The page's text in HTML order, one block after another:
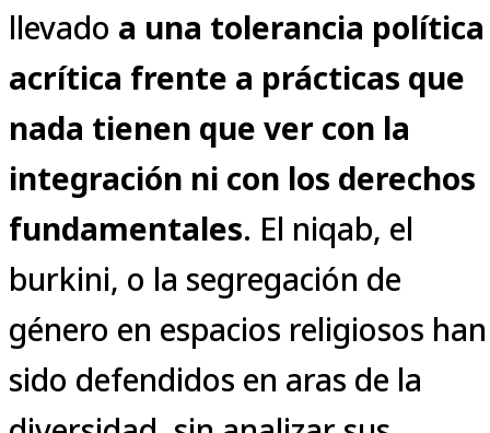
llevado a una tolerancia política
acrítica frente a prácticas que
nada tienen que ver con la
integración ni con los derechos
fundamentales. El niqab, el
burkini, o la segregación de
género en espacios religiosos han
sido defendidos en aras de la